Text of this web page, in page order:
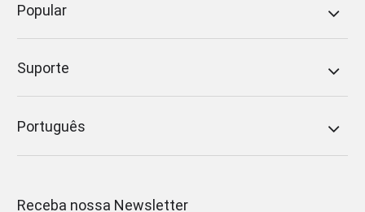
Popular
Suporte
Português
Receba nossa Newsletter